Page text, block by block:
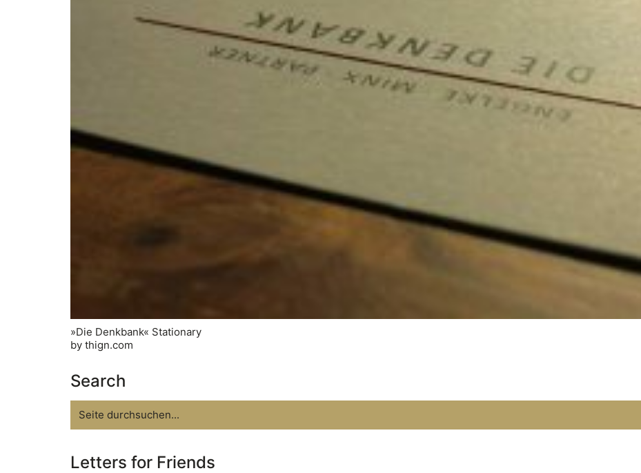
»Die Denkbank« Stationary
by thign.com
Search
for:
Letters for Friends